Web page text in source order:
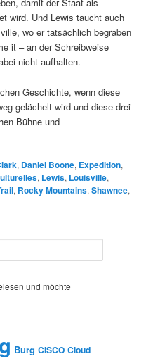
damit der Staat als
wird. Und Lewis taucht auch
wo er tatsächlich begraben
it – an der Schreibweise
nicht aufhalten.
Geschichte, wenn diese
gelächelt wird und diese drei
Bühne und
, Daniel Boone, Expedition,
, Lewis, Louisville,
, Rocky Mountains,Shawnee,
und möchte
Burg CISCO Cloud